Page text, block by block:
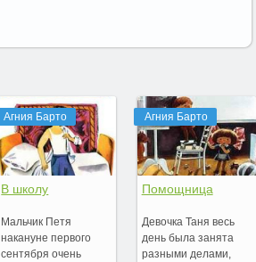
Агния Барто
В школу
Мальчик Петя
накануне первого
сентября очень
Агния Барто
Помощница
Девочка Таня весь
день была занята
разными делами,